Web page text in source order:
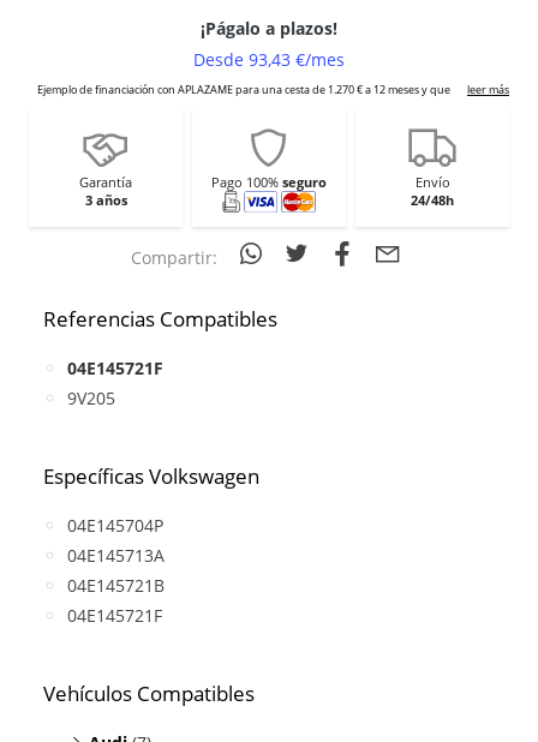
Garantía
3 años
Pago 100% seguro
Envío
24/48h
Compartir:
Referencias Compatibles
04E145721F
9V205
Específicas Volkswagen
04E145704P
04E145713A
04E145721B
04E145721F
Vehículos Compatibles